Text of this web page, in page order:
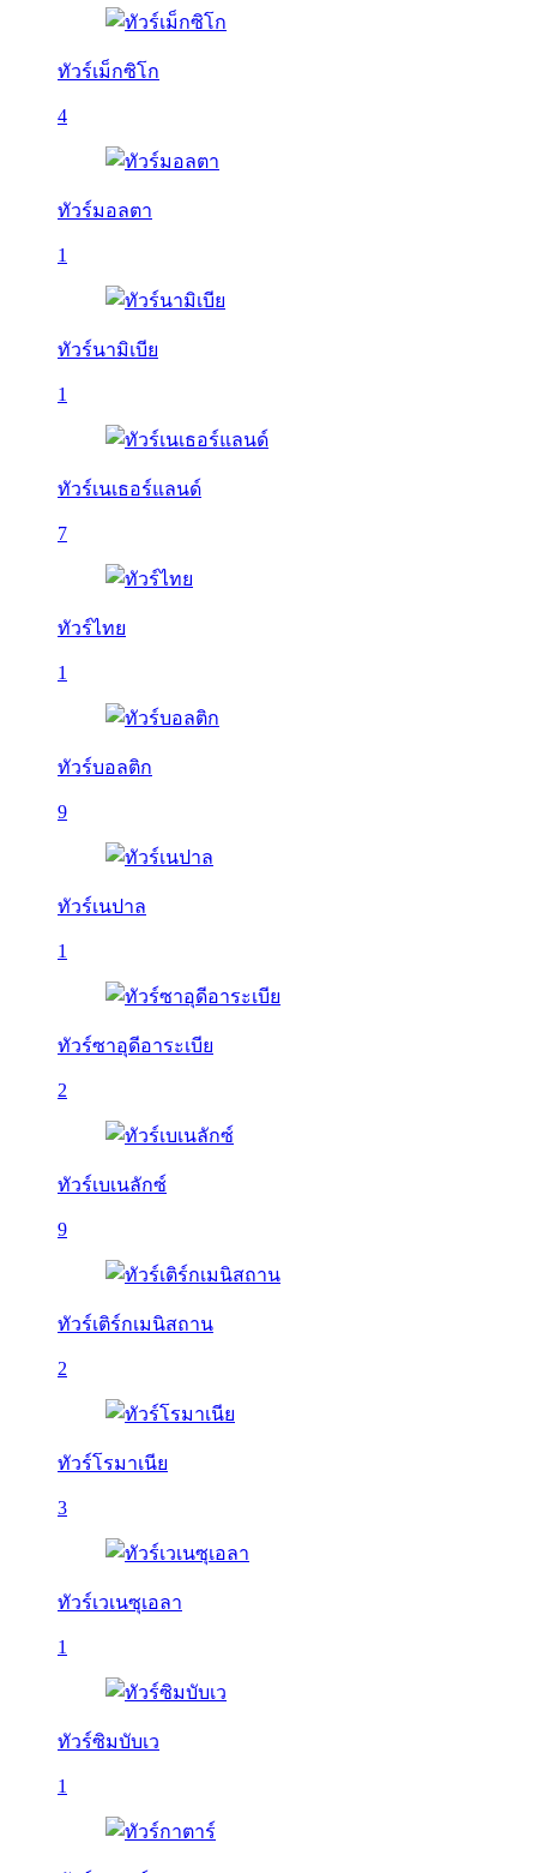
ทัวร์เม็กซิโก
4
ทัวร์มอลตา
1
ทัวร์นามิเบีย
1
ทัวร์เนเธอร์แลนด์
7
ทัวร์ไทย
1
ทัวร์บอลติก
9
ทัวร์เนปาล
1
ทัวร์ซาอุดีอาระเบีย
2
ทัวร์เบเนลักซ์
9
ทัวร์เติร์กเมนิสถาน
2
ทัวร์โรมาเนีย
3
ทัวร์เวเนซุเอลา
1
ทัวร์ซิมบับเว
1